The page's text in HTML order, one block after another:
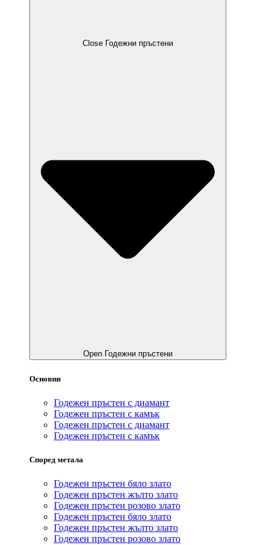
Close Годежни пръстени
Open Годежни пръстени
Основни
Годежен пръстен с диамант
Годежен пръстен с камък
Годежен пръстен с диамант
Годежен пръстен с камък
Според метала
Годежен пръстен бяло злато
Годежен пръстен жълто злато
Годежен пръстен розово злато
Годежен пръстен бяло злато
Годежен пръстен жълто злато
Годежен пръстен розово злато